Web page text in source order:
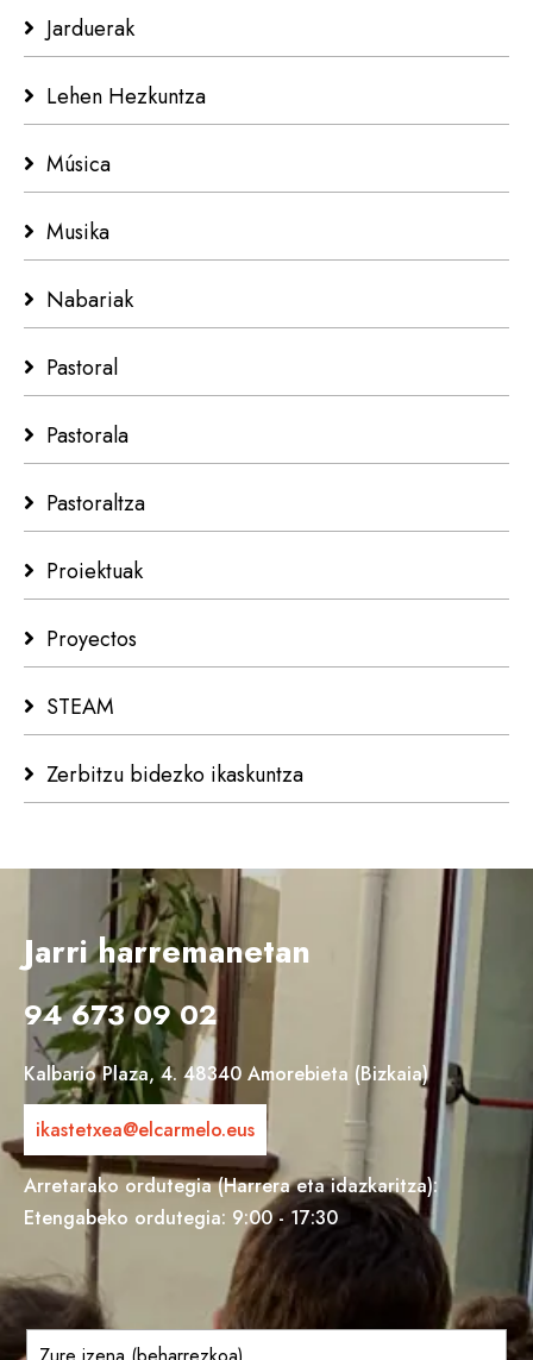
Jarduerak
Lehen Hezkuntza
Música
Musika
Nabariak
Pastoral
Pastorala
Pastoraltza
Proiektuak
Proyectos
STEAM
Zerbitzu bidezko ikaskuntza
Jarri harremanetan
94 673 09 02
Kalbario Plaza, 4. 48340 Amorebieta (Bizkaia)
ikastetxea@elcarmelo.eus
Arretarako ordutegia (Harrera eta idazkaritza):
Etengabeko ordutegia: 9:00 - 17:30